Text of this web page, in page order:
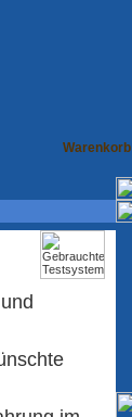
Warenkorb